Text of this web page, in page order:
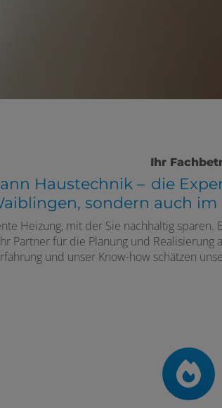
Ihr
Haustechnik – die
sondern auch
Heizung, mit der Sie nachhaltig sparen.
Partner für die Planung und
und unser Know-how schätzen